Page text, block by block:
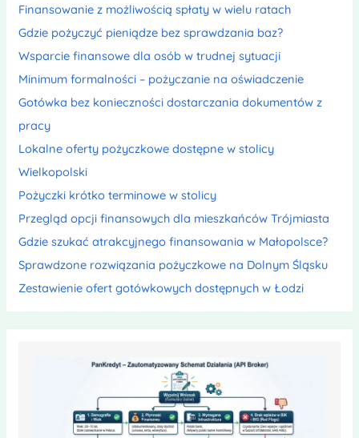
Finansowanie z możliwością spłaty w wielu ratach
Gdzie pożyczyć pieniądze bez sprawdzania baz?
Wsparcie finansowe dla osób w trudnej sytuacji
Minimum formalności – pożyczanie na oświadczenie
Gotówka bez konieczności dostarczania dokumentów z
pracy
Lokalne oferty pożyczkowe dostępne w stolicy
Wielkopolski
Pożyczki krótko terminowe w stolicy
Przegląd opcji finansowych dla mieszkańców Trójmiasta
Gdzie szukać atrakcyjnego finansowania w Małopolsce?
Sprawdzone rozwiązania pożyczkowe na Dolnym Śląsku
Zestawienie ofert gotówkowych dostępnych w Łodzi